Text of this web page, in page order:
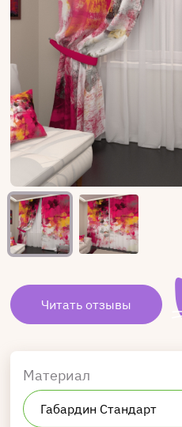
Читать отзывы
Материал